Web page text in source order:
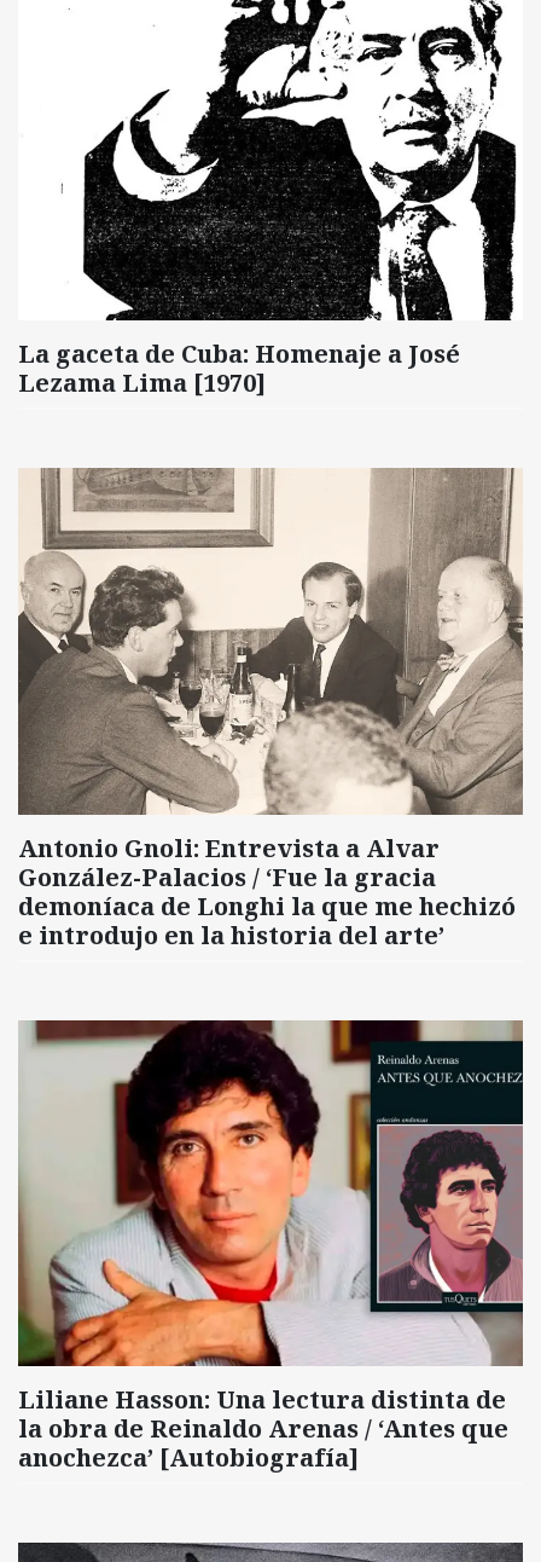
La gaceta de Cuba: Homenaje a José
Lezama Lima [1970]
Antonio Gnoli: Entrevista a Alvar
González-Palacios / ‘Fue la gracia
demoníaca de Longhi la que me hechizó
e introdujo en la historia del arte’
Liliane Hasson: Una lectura distinta de
la obra de Reinaldo Arenas / ‘Antes que
anochezca’ [Autobiografía]